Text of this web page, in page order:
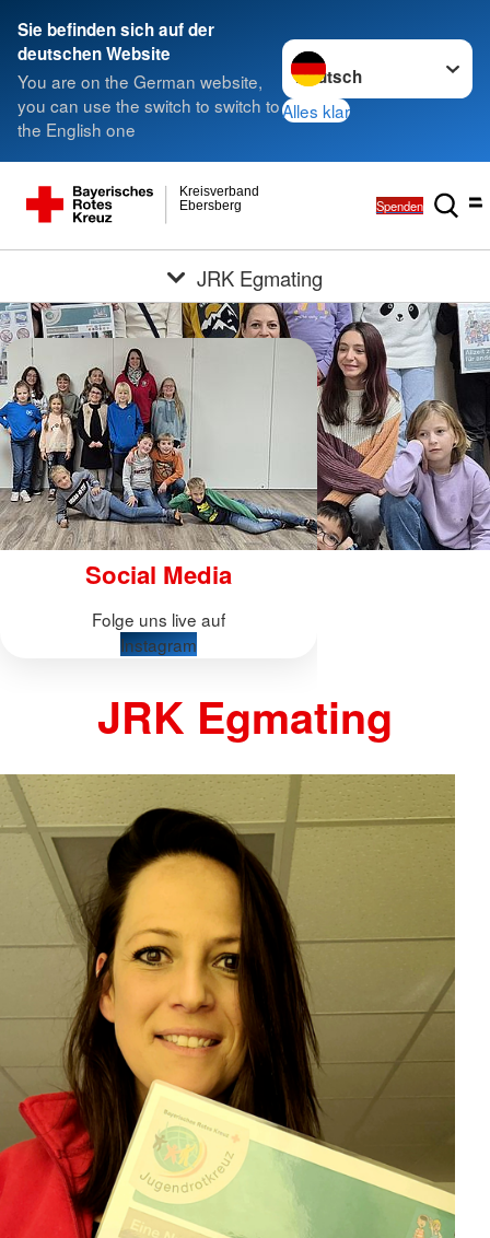
Sie befinden sich auf der
deutschen Website
You are on the German website,
you can use the switch to switch to
the English one
Sprache wechseln zu
Alles klar
Ebersberg
Kreisverband
Spenden
JRK Egmating
Social Media
Folge uns live auf
Instagram
JRK Egmating